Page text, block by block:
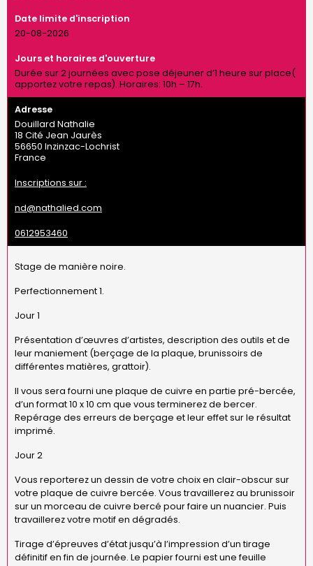
Stage de manière noire.
Perfectionnement 1.
Jour 1
Présentation d’œuvres d’artistes, description des outils et de
leur maniement (berçage de la plaque, brunissoirs de
différentes matières, grattoir).
Il vous sera fourni une plaque de cuivre en partie pré-bercée,
d’un format 10 x 10 cm que vous terminerez de bercer.
Repérage des erreurs de berçage et leur effet sur le résultat
imprimé.
Jour 2
Vous reporterez un dessin de votre choix en clair-obscur sur
votre plaque de cuivre bercée. Vous travaillerez au brunissoir
sur un morceau de cuivre bercé pour faire un nuancier. Puis
travaillerez votre motif en dégradés.
Tirage d’épreuves d’état jusqu’à l’impression d’un tirage
définitif en fin de journée. Le papier fourni est une feuille
Date limite d'inscription
20-08-2026
Jours et horaires d'ouverture
Durée sur 2 journées avec pose déjeuner d’1 heure sur place(
apportez votre repas). Horaires: 10h – 17h.
Adresse
Douillard Nathalie
18 Cité Jean Jaurès
56650 Inzinzac-Lochrist
France
Inscriptions sur :
nd@nathalied.com
0612953460